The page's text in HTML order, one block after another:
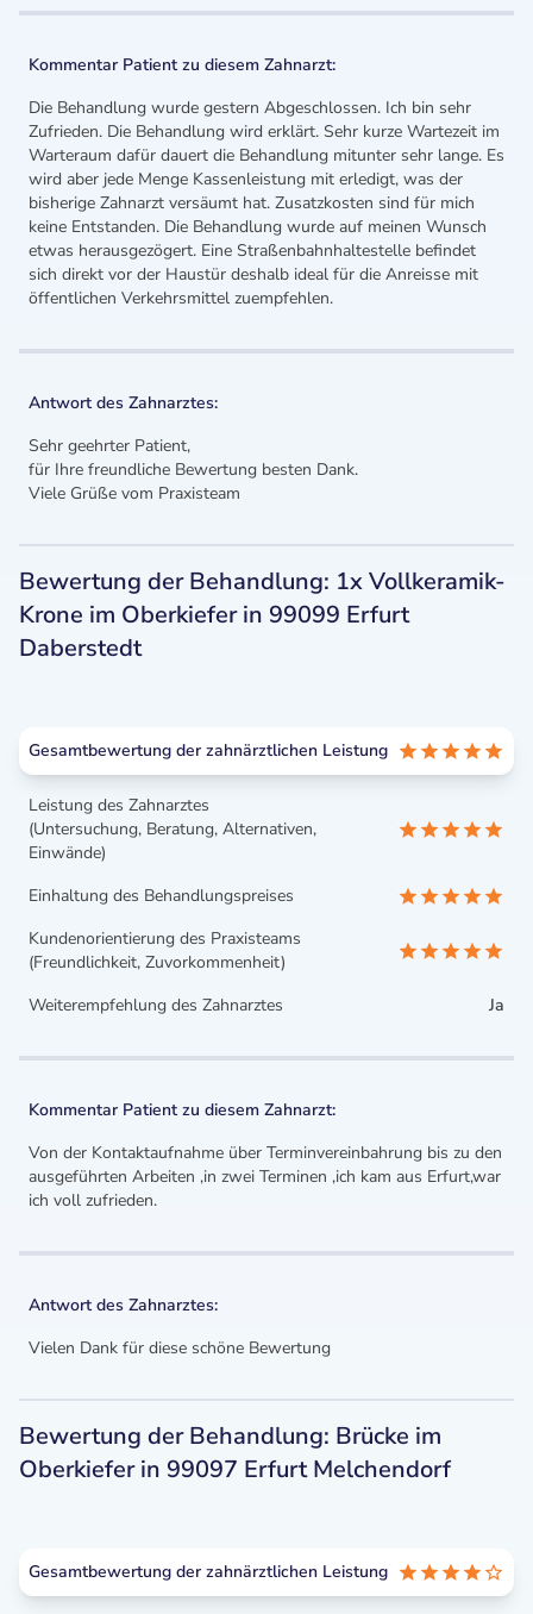
Kommentar Patient zu diesem Zahnarzt:
Die Behandlung wurde gestern Abgeschlossen. Ich bin sehr
Zufrieden. Die Behandlung wird erklärt. Sehr kurze Wartezeit im
Warteraum dafür dauert die Behandlung mitunter sehr lange. Es
wird aber jede Menge Kassenleistung mit erledigt, was der
bisherige Zahnarzt versäumt hat. Zusatzkosten sind für mich
keine Entstanden. Die Behandlung wurde auf meinen Wunsch
etwas herausgezögert. Eine Straßenbahnhaltestelle befindet
sich direkt vor der Haustür deshalb ideal für die Anreisse mit
öffentlichen Verkehrsmittel zuempfehlen.
Antwort des Zahnarztes:
Sehr geehrter Patient,
für Ihre freundliche Bewertung besten Dank.
Viele Grüße vom Praxisteam
Bewertung der Behandlung: 1x Vollkeramik-
Krone im Oberkiefer in 99099 Erfurt
Daberstedt
Gesamtbewertung der zahnärztlichen Leistung
Leistung des Zahnarztes
(Untersuchung, Beratung, Alternativen,
Einwände)
Einhaltung des Behandlungspreises
Kundenorientierung des Praxisteams
(Freundlichkeit, Zuvorkommenheit)
Weiterempfehlung des Zahnarztes
Ja
Kommentar Patient zu diesem Zahnarzt:
Von der Kontaktaufnahme über Terminvereinbahrung bis zu den
ausgeführten Arbeiten ,in zwei Terminen ,ich kam aus Erfurt,war
ich voll zufrieden.
Antwort des Zahnarztes:
Vielen Dank für diese schöne Bewertung
Bewertung der Behandlung: Brücke im
Oberkiefer in 99097 Erfurt Melchendorf
Gesamtbewertung der zahnärztlichen Leistung